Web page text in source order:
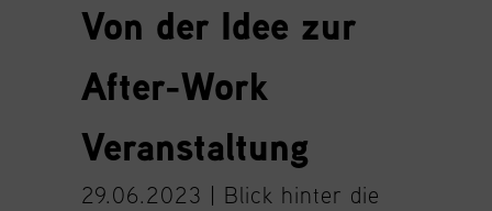
Von der Idee zur
After-Work
Veranstaltung
29.06.2023 | Blick hinter die